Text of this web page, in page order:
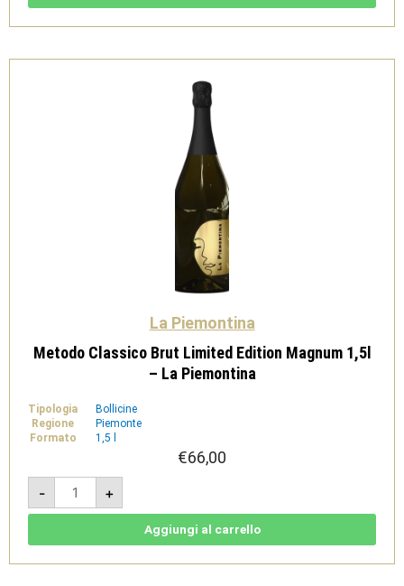
La
La Piemontina
Metodo Classico Brut Limited Edition Magnum 1,5l
– La Piemontina
Tipologia
Bollicine
Regione
Piemonte
Formato
1,5 l
€66,00
-
Metodo
Classico
Brut
Limited
-
+
Aggiungi al carrello